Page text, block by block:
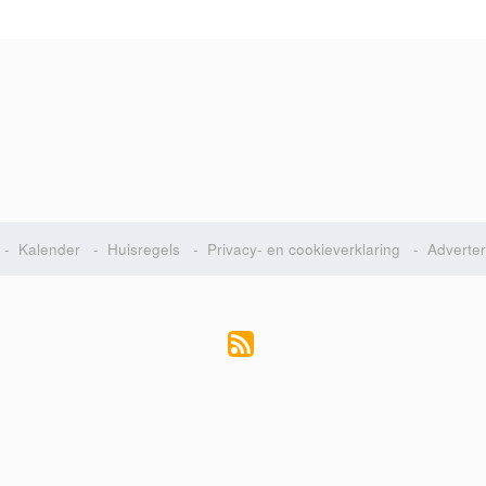
- Kalender - Huisregels - Privacy- en cookieverklaring -